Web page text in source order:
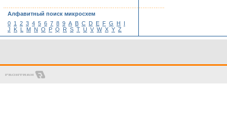
Алфавитный поиск микросхем
0 1 2 3 4 5 6 7 8 9 A B C D E F G H
I
J
K L M N O P Q R S T U V W X Y Z